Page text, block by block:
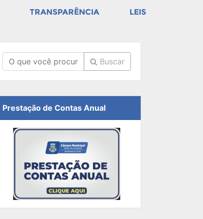
TRANSPARÊNCIA
LEIS
Buscar
Prestação de Contas Anual